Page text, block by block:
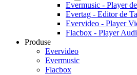
Evermusic - Player
Evertag - Editor de
Evervideo - Player
Flacbox - Player
Produse
Evervideo
Evermusic
Flacbox